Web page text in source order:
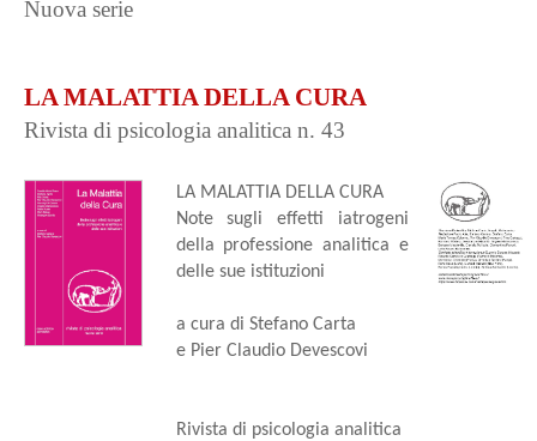
Nuova serie
LA MALATTIA DELLA CURA
Rivista di psicologia analitica n. 43
LA MALATTIA DELLA CURA
Note sugli effetti iatrogeni
della professione analitica e
delle sue istituzioni
a cura di Stefano Carta
e Pier Claudio Devescovi
Rivista di psicologia analitica